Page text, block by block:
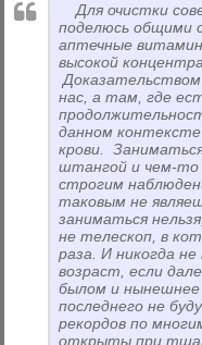
Для очистки
поделюсь общими
аптечные
высокой
нас, а там, где
данном
крови.
штангой и чем-то
строгим
таковым не
заниматься
не телескоп, в
раза. И никогда
возраст, если
былом и нынешнее
последнего не
рекордов по
открыты при